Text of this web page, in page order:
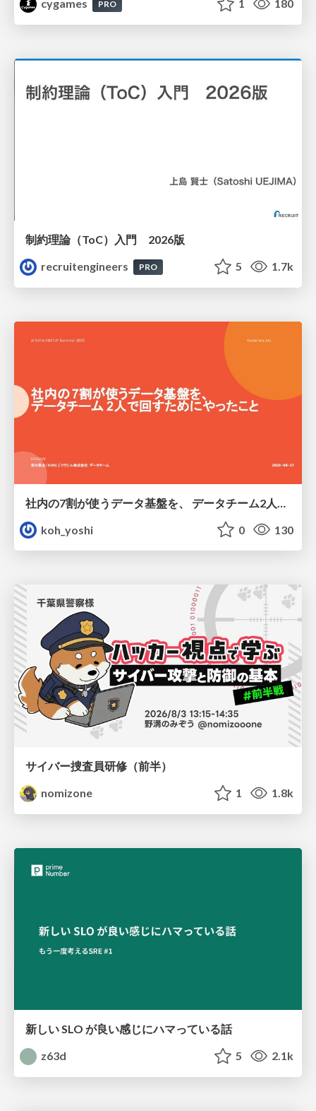
cygames PRO 1 180
制約理論（ToC）入門 2026版
recruitengineers
PRO 5 1.7k
koh_yoshi
0 130
サイバー捜査員研修（前半）
nomizone
1 1.8k
新しい SLO が良い感じにハマっている話
z63d
5 2.1k